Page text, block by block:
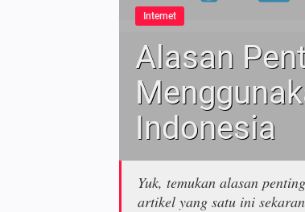
Internet
Alasan
Indonesia
Yuk, temukan alasan
artikel yang satu ini